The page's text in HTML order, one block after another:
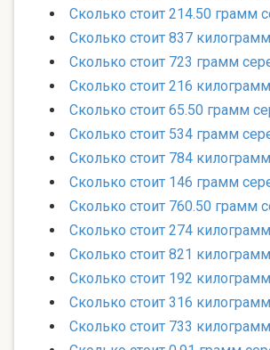
Сколько стоит 214.50 грамм
Сколько стоит 837
Сколько стоит 723 грамм
Сколько стоит 216
Сколько стоит 65.50 грамм
Сколько стоит 534 грамм
Сколько стоит 784
Сколько стоит 146 грамм
Сколько стоит 760.50 грамм
Сколько стоит 274
Сколько стоит 821
Сколько стоит 192
Сколько стоит 316
Сколько стоит 733